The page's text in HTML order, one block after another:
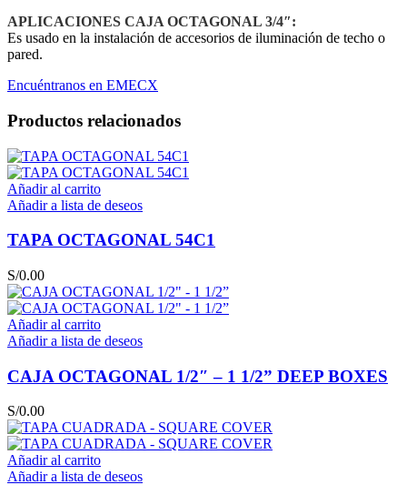
APLICACIONES CAJA OCTAGONAL 3/4″:
Es usado en la instalación de accesorios de iluminación de techo o
pared.
Encuéntranos en EMECX
Productos relacionados
Añadir al carrito
Añadir a lista de deseos
TAPA OCTAGONAL 54C1
S/0.00
Añadir al carrito
Añadir a lista de deseos
CAJA OCTAGONAL 1/2″ – 1 1/2” DEEP BOXES
S/0.00
Añadir al carrito
Añadir a lista de deseos